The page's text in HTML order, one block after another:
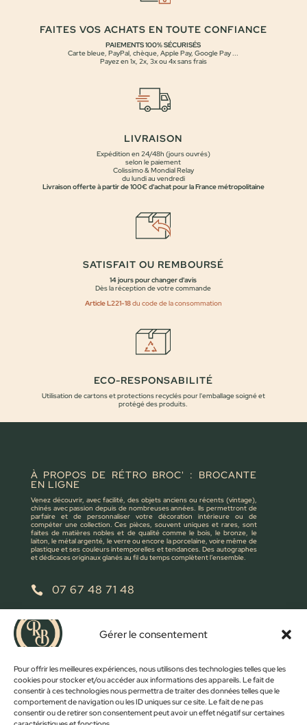
Gérer le consentement
Pour offrir les meilleures expériences, nous utilisons des technologies telles que les
cookies pour stocker et/ou accéder aux informations des appareils. Le fait de
consentir à ces technologies nous permettra de traiter des données telles que le
comportement de navigation ou les ID uniques sur ce site. Le fait de ne pas
consentir ou de retirer son consentement peut avoir un effet négatif sur certaines
FAITES VOS ACHATS EN TOUTE CONFIANCE
PAIEMENTS 100% SÉCURISÉS
Carte bleue, PayPal, chèque, Apple Pay, Google Pay ...
Payez en 1x, 2x, 3x ou 4x sans frais
LIVRAISON
Expédition en 24/48h (jours ouvrés)
selon le paiement
Colissimo & Mondial Relay
du lundi au vendredi
Livraison offerte à partir de 100€ d'achat pour la France métropolitaine
SATISFAIT OU REMBOURSÉ
14 jours pour changer d'avis
Dès la réception de votre commande
Article L221-18du code de la consommation
ECO-RESPONSABILITÉ
Utilisation de cartons et protections recyclés pour l'emballage soigné et
protégé des produits.
À PROPOS DE RÉTRO BROC' : BROCANTE
EN LIGNE
Venez découvrir, avec facilité, des objets anciens ou récents (vintage),
chinés avec passion depuis de nombreuses années. Ils permettront de
parfaire et de personnaliser votre décoration intérieure ou de
compéter une collection. Ces pièces, souvent uniques et rares, sont
faites de matières nobles et de qualité comme le bois, le bronze, le
laiton, le métal argenté, le verre ou encore la porcelaine, voire même de
plastique et ses couleurs intemporelles et tendances. Des autographes
et dédicaces originaux glanés au fil du temps complètent l’ensemble.
 07 67 48 71 48
 retrobroc85@gmail.com